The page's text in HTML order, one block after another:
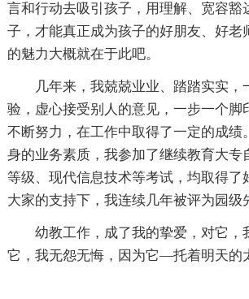
言和行动去吸引孩子，用理解、宽容豁
子，才能真正成为孩子的好朋友、好老
的魅力大概就在于此吧。
几年来，我兢兢业业、踏踏实实，
验，虚心接受别人的意见，一步一个脚
不断努力，在工作中取得了一定的成绩
身的业务素质，我参加了继续教育大专
等级、现代信息技术等考试，均取得了
大家的支持下，我连续几年被评为园级
幼教工作，成了我的挚爱，对它，
它，我无怨无悔，因为它—托着明天的